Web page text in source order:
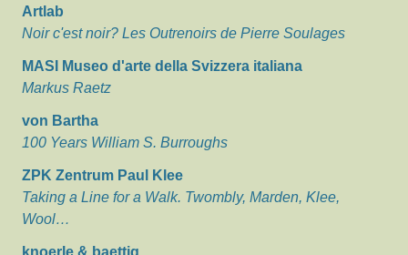
Artlab
Noir c'est noir? Les Outrenoirs de Pierre Soulages
MASI Museo d'arte della Svizzera italiana
Markus Raetz
von Bartha
100 Years William S. Burroughs
ZPK Zentrum Paul Klee
Taking a Line for a Walk. Twombly, Marden, Klee,
Wool…